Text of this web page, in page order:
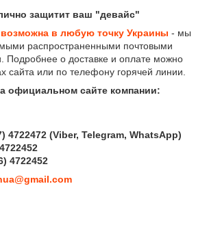
защитит ваш "девайс"
возможна в любую точку Украины - мы
распространенными почтовыми
Подробнее о доставке и оплате можно
сайта или по телефону горячей линии.
официальном сайте компании:
4722472 (Viber, Telegram, WhatsApp)
4722452